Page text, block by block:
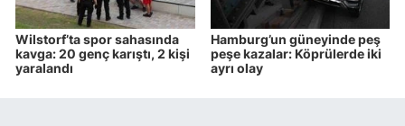
Wilstorf’ta spor sahasında
kavga: 20 genç karıştı, 2 kişi
yaralandı
Hamburg’un güneyinde peş
peşe kazalar: Köprülerde iki
ayrı olay